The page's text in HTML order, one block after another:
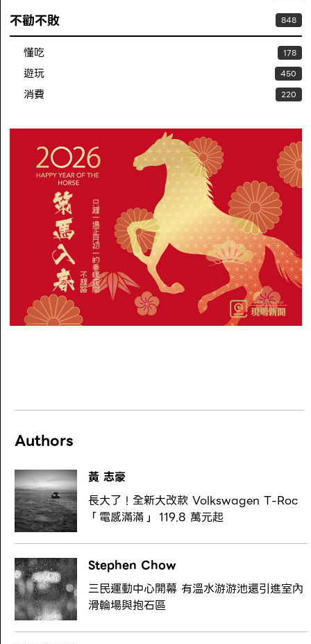
不勸不敗 848
懂吃 178
遊玩 450
消費 220
Authors
黃 志豪
長大了！全新大改款 Volkswagen T-Roc
「電感滿滿」 119.8 萬元起
Stephen Chow
三民運動中心開幕 有溫水游游池還引進室內
滑輪場與抱石區